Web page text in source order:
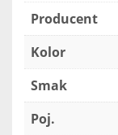
Producent
Kolor
Smak
Poj.